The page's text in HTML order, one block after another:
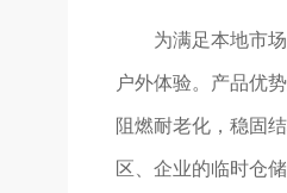
为满足本地市
户外体验。产品优
阻燃耐老化，稳固
区、企业的临时仓